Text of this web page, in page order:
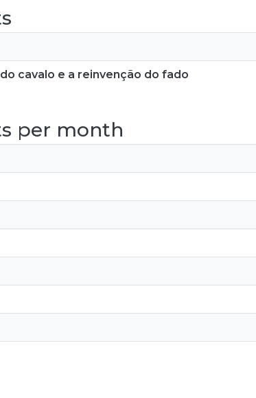
cavalo e a reinvenção do fado
per month